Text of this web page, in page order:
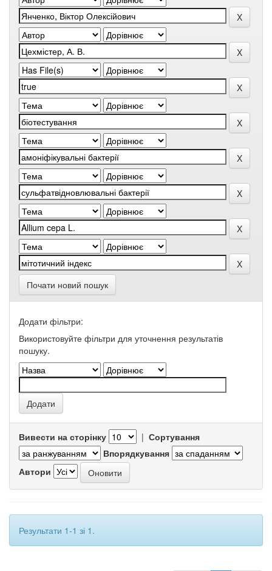
Почати новий пошук
Додати фільтри:
Використовуйте фільтри для уточнення результатів
пошуку.
Вивести на сторінку | Сортування
Впорядкування
Автори
Результати 1-1 зі 1.